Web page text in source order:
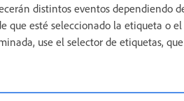
distintos eventos dependiendo
que esté seleccionado la etiqueta o
use el selector de etiquetas,